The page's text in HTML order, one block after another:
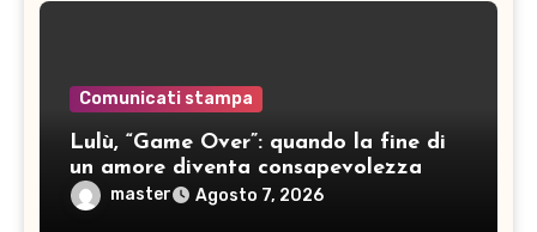
Comunicati stampa
Lulù, “Game Over”: quando la fine di
un amore diventa consapevolezza
master Agosto 7, 2026